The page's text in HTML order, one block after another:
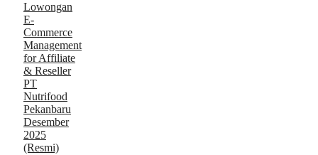
Lowongan
E-
Commerce
Management
for Affiliate
& Reseller
PT
Nutrifood
Pekanbaru
Desember
2025
(Resmi)